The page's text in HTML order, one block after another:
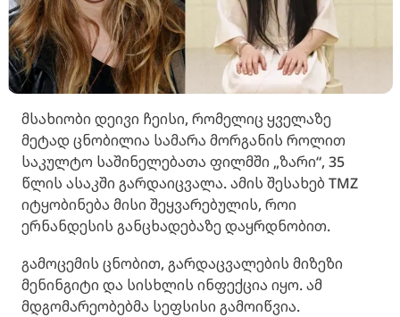
მსახიობი დეივი ჩეისი, რომელიც ყველაზე
მეტად ცნობილია სამარა მორგანის როლით
საკულტო საშინელებათა ფილმში „ზარი“, 35
წლის ასაკში გარდაიცვალა. ამის შესახებ TMZ
იტყობინება მისი შეყვარებულის, როი
ერნანდესის განცხადებაზე დაყრდნობით.
გამოცემის ცნობით, გარდაცვალების მიზეზი
მენინგიტი და სისხლის ინფექცია იყო. ამ
მდგომარეობებმა სეფსისი გამოიწვია.